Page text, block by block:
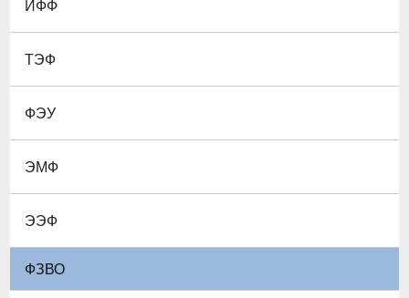
ИФФ
ТЭФ
ФЭУ
ЭМФ
ЭЭФ
ФЗВО